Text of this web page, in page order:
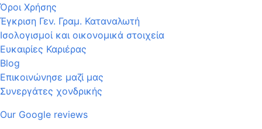
Όροι Χρήσης
Έγκριση Γεν. Γραμ. Καταναλωτή
Ισολογισμοί και οικονομικά στοιχεία
Ευκαιρίες Καριέρας
Blog
Επικοινώνησε μαζί μας
Συνεργάτες χονδρικής
Our Google reviews